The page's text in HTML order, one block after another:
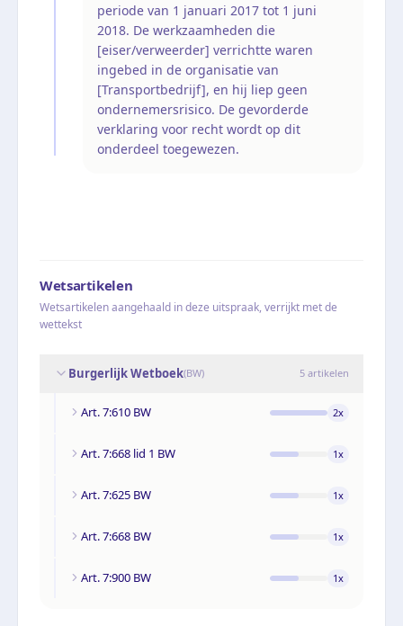
periode van 1 januari 2017 tot 1 juni
2018. De werkzaamheden die
[eiser/verweerder] verrichtte waren
ingebed in de organisatie van
[Transportbedrijf], en hij liep geen
ondernemersrisico. De gevorderde
verklaring voor recht wordt op dit
onderdeel toegewezen.
Wetsartikelen
Wetsartikelen aangehaald in deze uitspraak, verrijkt met de
wettekst
Burgerlijk Wetboek(BW) 5 artikelen
Art. 7:610 BW 2x
Art. 7:668 lid 1 BW 1x
Art. 7:625 BW 1x
Art. 7:668 BW 1x
Art. 7:900 BW 1x